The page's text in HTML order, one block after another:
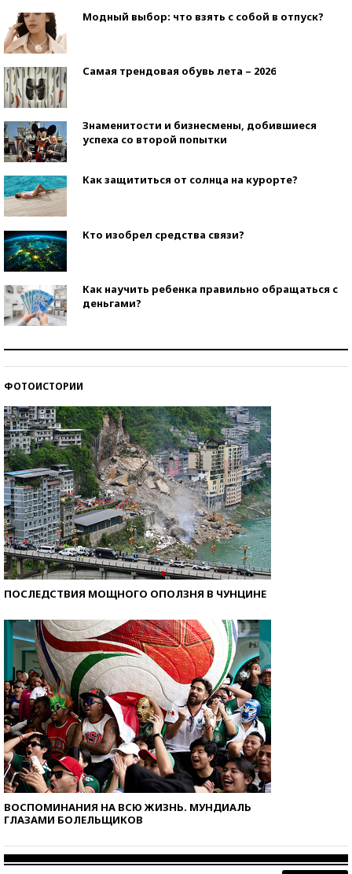
Модный выбор: что взять с собой в отпуск?
Самая трендовая обувь лета – 2026
Знаменитости и бизнесмены, добившиеся
успеха со второй попытки
Как защититься от солнца на курорте?
Кто изобрел средства связи?
Как научить ребенка правильно обращаться с
деньгами?
ФОТОИСТОРИИ
ПОСЛЕДСТВИЯ МОЩНОГО ОПОЛЗНЯ В ЧУНЦИНЕ
ВОСПОМИНАНИЯ НА ВСЮ ЖИЗНЬ. МУНДИАЛЬ
ГЛАЗАМИ БОЛЕЛЬЩИКОВ